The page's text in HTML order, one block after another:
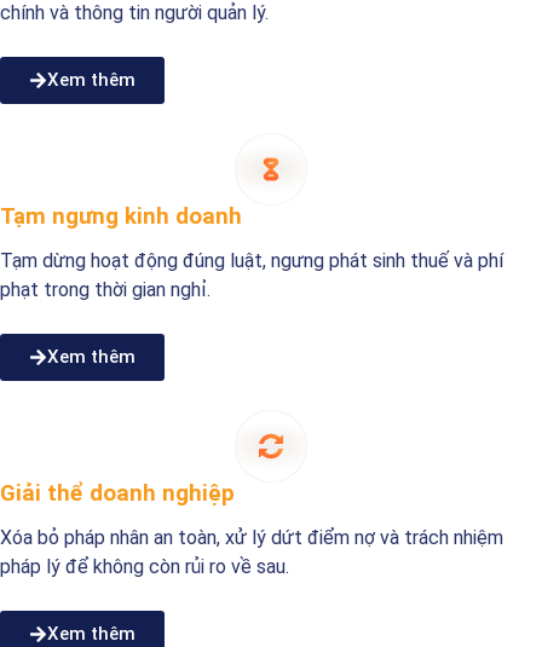
chính và thông tin người quản lý.
Xem thêm
Tạm ngưng kinh doanh
Tạm dừng hoạt động đúng luật, ngưng phát sinh thuế và phí
phạt trong thời gian nghỉ.
Xem thêm
Giải thể doanh nghiệp
Xóa bỏ pháp nhân an toàn, xử lý dứt điểm nợ và trách nhiệm
pháp lý để không còn rủi ro về sau.
Xem thêm